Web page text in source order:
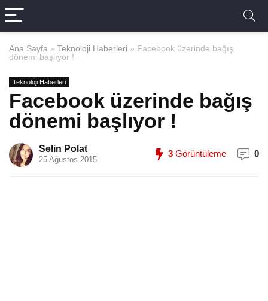
Ana Sayfa » Teknoloji Haberleri » Facebook üzerinde bağış
dönemi başlıyor !
Teknoloji Haberleri
Facebook üzerinde bağış
dönemi başlıyor !
Selin Polat
25 Ağustos 2015
3 Görüntüleme 0